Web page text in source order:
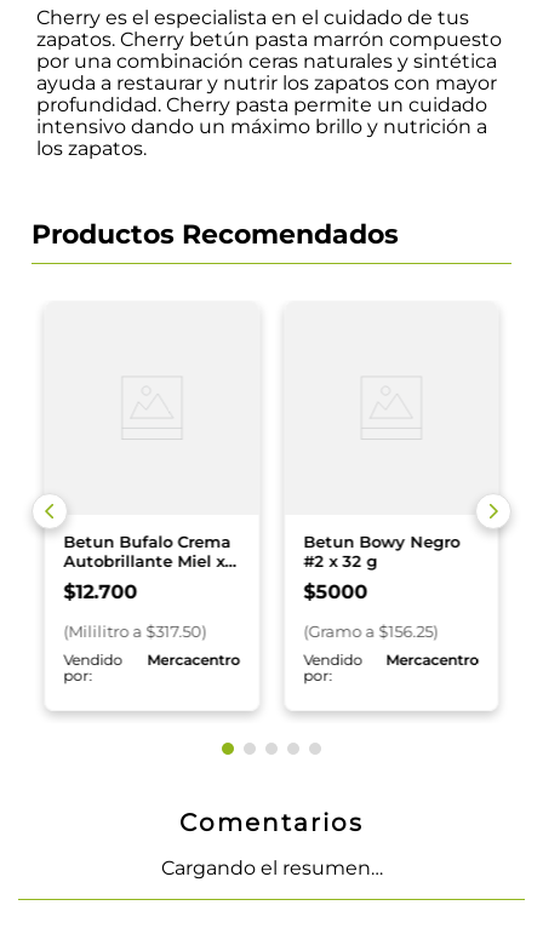
Cherry es el especialista en el cuidado de tus
zapatos. Cherry betún pasta marrón compuesto
por una combinación ceras naturales y sintética
ayuda a restaurar y nutrir los zapatos con mayor
profundidad. Cherry pasta permite un cuidado
intensivo dando un máximo brillo y nutrición a
los zapatos.
Productos Recomendados
Betun Bufalo Crema
Autobrillante Miel x
40 ml
$12.700
(Mililitroa $317.50)
Vendido
por:
Mercacentro
Betun Bowy Negro
#2 x 32 g
$5000
(Gramoa $156.25)
Vendido
por:
Mercacentro
Comentarios
Cargando el resumen…